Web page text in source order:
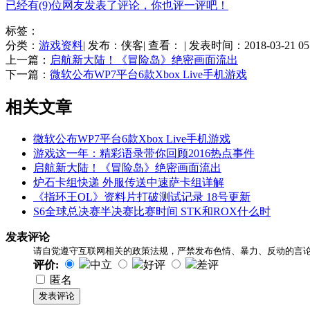
已经有(9)位网友发表了评论，你也评一评吧！
标签：
分类： 游戏资料| 发布：侠客| 查看：
| 发表时间：2018-03-21
上一篇： 启航新大陆！《冒险岛》绝密画面流出
下一篇： 微软公布WP7平台6款Xbox Live手机游戏
相关文章
微软公布WP7平台6款Xbox Live手机游戏
游戏这一年：精彩语录带你回顾2016热点事件
启航新大陆！《冒险岛》绝密画面流出
炉石卡组快递 外服传送中速萨卡组详解
《指环王OL》资料片打破测试记录 18号更新
S6全球总决赛半决赛比赛时间 STK和ROX什么时
发表评论
请自觉遵守互联网相关的政策法规，严禁发布色情、暴力、反动的言论
评价: 中立 好评
差评
匿名
发表评论